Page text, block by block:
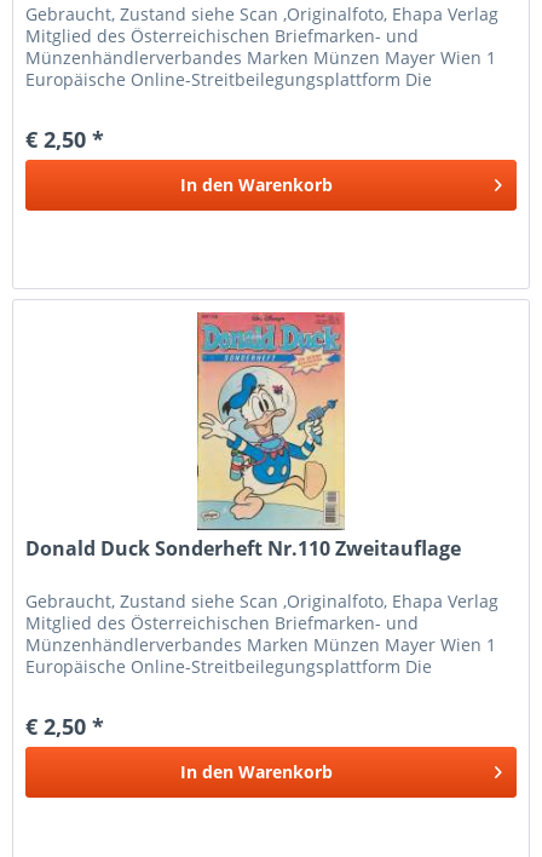
Gebraucht, Zustand siehe Scan ,Originalfoto, Ehapa Verlag
Mitglied des Österreichischen Briefmarken- und
Münzenhändlerverbandes Marken Münzen Mayer Wien 1
Europäische Online-Streitbeilegungsplattform Die
€ 2,50 *
In den Warenkorb
Donald Duck Sonderheft Nr.110 Zweitauflage
Gebraucht, Zustand siehe Scan ,Originalfoto, Ehapa Verlag
Mitglied des Österreichischen Briefmarken- und
Münzenhändlerverbandes Marken Münzen Mayer Wien 1
Europäische Online-Streitbeilegungsplattform Die
€ 2,50 *
In den Warenkorb